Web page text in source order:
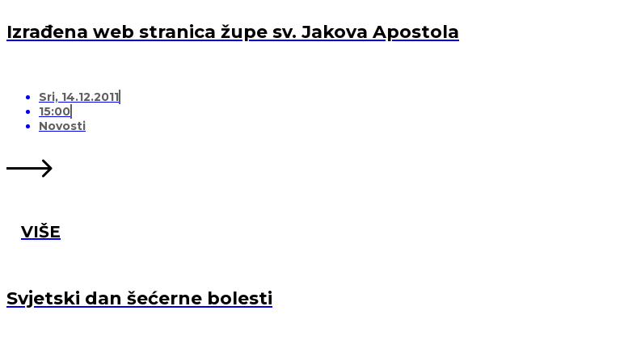
Izrađena web stranica župe sv. Jakova Apostola
Sri, 14.12.2011
15:00
Novosti
VIŠE
Svjetski dan šećerne bolesti